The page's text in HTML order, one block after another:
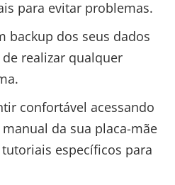
para evitar problemas.
backup dos seus dados
realizar qualquer
confortável acessando
da sua placa-mãe
específicos para